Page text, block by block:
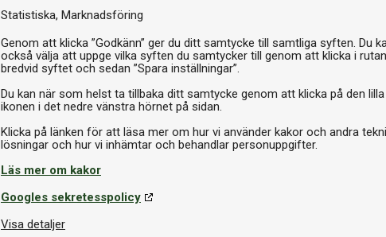
Statistiska Marknadsföring
Genom att klicka ”Godkänn” ger du ditt samtycke till samtliga syften. Du
också välja att uppge vilka syften du samtycker till genom att klicka i rutan
bredvid syftet och sedan ”Spara inställningar”.
Du kan när som helst ta tillbaka ditt samtycke genom att klicka på den lilla
ikonen i det nedre vänstra hörnet på sidan.
Klicka på länken för att läsa mer om hur vi använder kakor och andra
Läs mer om kakor
Googles sekretesspolicy
Visa detaljer